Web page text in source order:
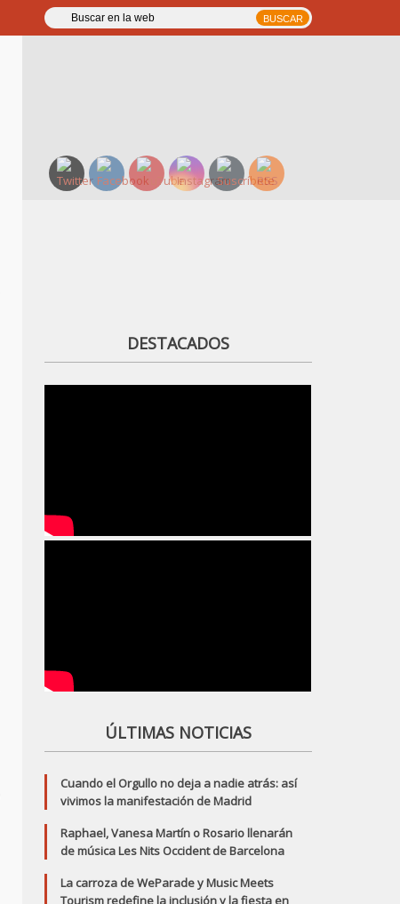
DESTACADOS
ÚLTIMAS NOTICIAS
Cuando el Orgullo no deja a nadie atrás: así
vivimos la manifestación de Madrid
Raphael, Vanesa Martín o Rosario llenarán
de música Les Nits Occident de Barcelona
La carroza de WeParade y Music Meets
Tourism redefine la inclusión y la fiesta en